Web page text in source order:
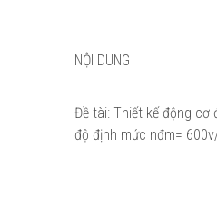
NỘI DUNG
Đề tài: Thiết kế động cơ
độ định mức nđm=